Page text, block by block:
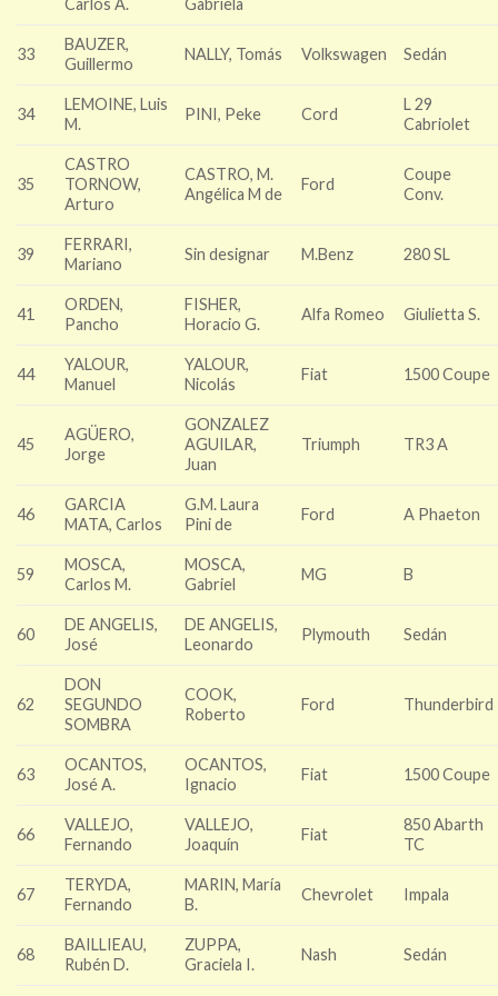
33
BAUZER,
Guillermo
NALLY, Tomás Volkswagen Sedán
34
LEMOINE, Luis
M.
PINI, Peke Cord
L 29
Cabriolet
35
CASTRO
TORNOW,
Arturo
CASTRO, M.
Angélica M de
Ford
Coupe
Conv.
39
FERRARI,
Mariano
Sin designar M.Benz 280 SL
41
ORDEN,
Pancho
FISHER,
Horacio G.
Alfa Romeo Giulietta S.
44
YALOUR,
Manuel
YALOUR,
Nicolás
Fiat 1500 Coupe
45
AGÜERO,
Jorge
GONZALEZ
AGUILAR,
Juan
Triumph TR3 A
46
GARCIA
MATA, Carlos
G.M. Laura
Pini de
Ford A Phaeton
59
MOSCA,
Carlos M.
MOSCA,
Gabriel
MG B
60
DE ANGELIS,
José
DE ANGELIS,
Leonardo
Plymouth Sedán
62
DON
SEGUNDO
SOMBRA
COOK,
Roberto
Ford Thunderbird
63
OCANTOS,
José A.
OCANTOS,
Ignacio
Fiat 1500 Coupe
66
VALLEJO,
Fernando
VALLEJO,
Joaquín
Fiat
850 Abarth
TC
67
TERYDA,
Fernando
MARIN, María
B.
Chevrolet Impala
68
BAILLIEAU,
Rubén D.
ZUPPA,
Graciela I.
Nash Sedán